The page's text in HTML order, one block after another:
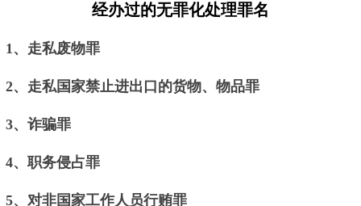
经办过的无罪化处理罪名
1、走私废物罪
2、走私国家禁止进出口的货物、物品罪
3、诈骗罪
4、职务侵占罪
5、对非国家工作人员行贿罪